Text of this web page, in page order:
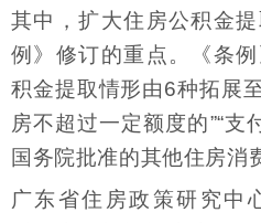
其中，扩大住房公积金
例》修订的重点。《条
积金提取情形由6种拓展
房不超过一定额度的”“支
国务院批准的其他住房消
广东省住房政策研究中